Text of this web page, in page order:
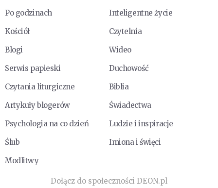
Po godzinach
Inteligentne życie
Kościół
Czytelnia
Blogi
Wideo
Serwis papieski
Duchowość
Czytania liturgiczne
Biblia
Artykuły blogerów
Świadectwa
Psychologia na co dzień
Ludzie i inspiracje
Ślub
Imiona i święci
Modlitwy
Dołącz do społeczności DEON.pl